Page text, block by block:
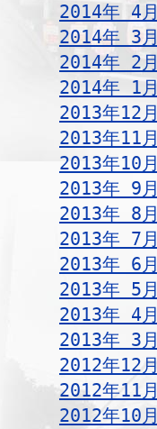
2014年 4月
2014年 3月
2014年 2月
2014年 1月
2013年12月
2013年11月
2013年10月
2013年 9月
2013年 8月
2013年 7月
2013年 6月
2013年 5月
2013年 4月
2013年 3月
2012年12月
2012年11月
2012年10月